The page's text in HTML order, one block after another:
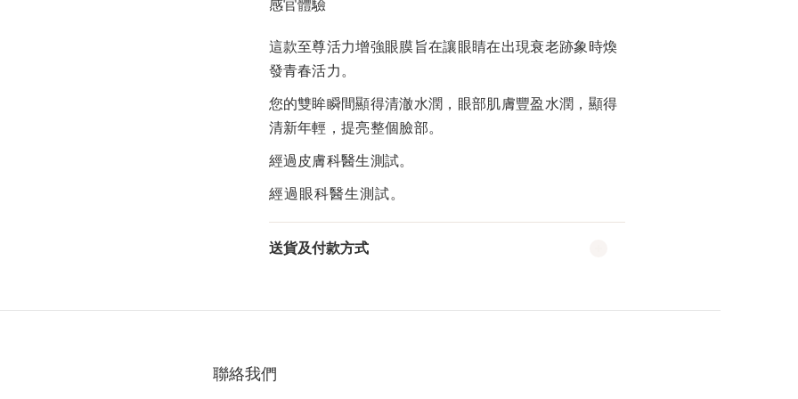
感官體驗
這款至尊活力增強眼膜旨在讓眼睛在出現衰老跡象時煥
發青春活力。
您的雙眸瞬間顯得清澈水潤，眼部肌膚豐盈水潤，顯得
清新年輕，提亮整個臉部。
經過皮膚科醫生測試。
經過眼科醫生測試。
送貨及付款方式
聯絡我們